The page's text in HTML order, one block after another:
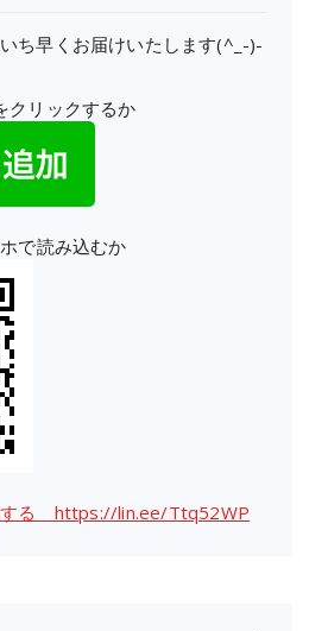
ち早くお届けいたします(^_-)-
クリックするか
で読み込むか
する https://lin.ee/Ttq52WP